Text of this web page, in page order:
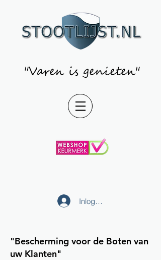
"Varen is genieten"
Inloggen
"Bescherming voor de Boten van
uw Klanten"